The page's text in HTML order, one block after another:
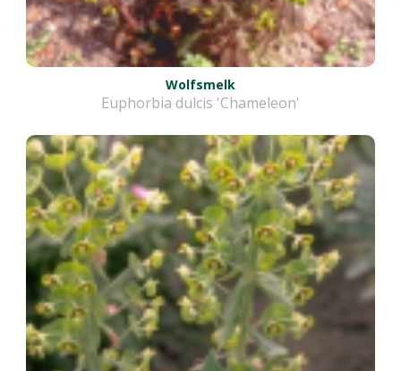
Wolfsmelk
Euphorbia dulcis 'Chameleon'